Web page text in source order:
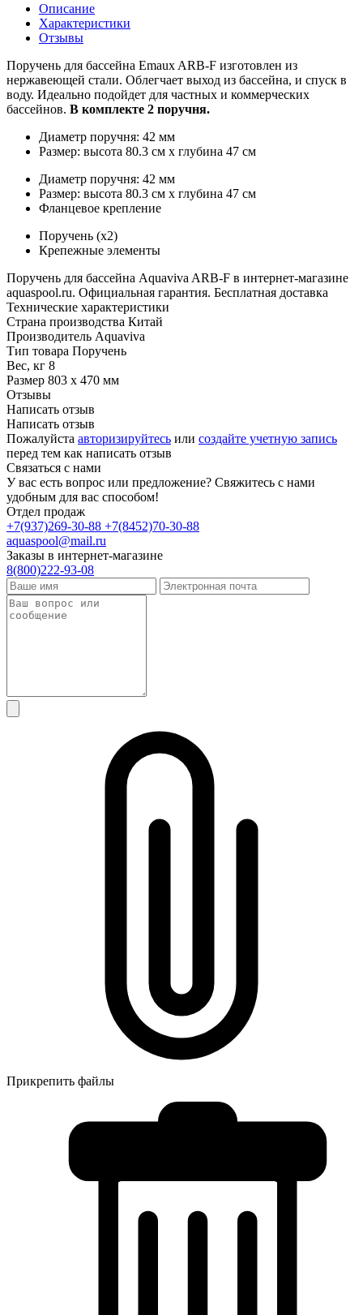
Описание
Характеристики
Отзывы
Поручень для бассейна Emaux ARB-F изготовлен из
нержавеющей стали. Облегчает выход из бассейна, и спуск в
воду. Идеально подойдет для частных и коммерческих
бассейнов. В комплекте 2 поручня.
Диаметр поручня: 42 мм
Размер: высота 80.3 см х глубина 47 см
Диаметр поручня: 42 мм
Размер: высота 80.3 см х глубина 47 см
Фланцевое крепление
Поручень (х2)
Крепежные элементы
Поручень для бассейна Aquaviva ARB-F в интернет-магазине
aquaspool.ru. Официальная гарантия. Бесплатная доставка
Технические характеристики
Страна производства Китай
Производитель Aquaviva
Тип товара Поручень
Вес, кг 8
Размер 803 х 470 мм
Отзывы
Написать отзыв
Написать отзыв
Пожалуйста авторизируйтесь или создайте учетную запись
перед тем как написать отзыв
Связаться с нами
У вас есть вопрос или предложение? Свяжитесь с нами
удобным для вас способом!
Отдел продаж
+7(937)269-30-88 +7(8452)70-30-88
aquaspool@mail.ru
Заказы в интернет-магазине
8(800)222-93-08
Прикрепить файлы